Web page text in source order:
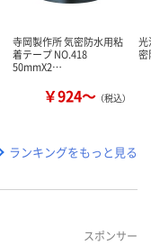
寺岡製作所 気密防水用粘
着テープ NO.418
50mmX2…
￥924～ （税込）
光
密
ランキングをもっと見る
スポンサー